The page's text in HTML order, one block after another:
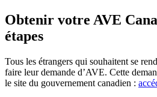
Obtenir votre AVE
étapes
Tous les étrangers qui souhaitent se
faire leur demande d’AVE. Cette
le site du gouvernement canadien :